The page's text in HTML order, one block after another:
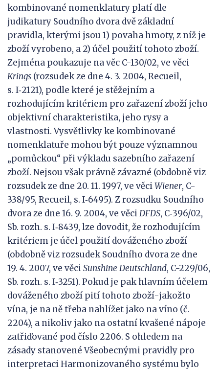
kombinované nomenklatury platí dle
judikatury Soudního dvora dvě základní
pravidla, kterými jsou 1) povaha hmoty, z níž je
zboží vyrobeno, a 2) účel použití tohoto zboží.
Zejména poukazuje na věc C-130/02, ve věci
Krings (rozsudek ze dne 4. 3. 2004, Recueil,
s. I‑2121), podle které je stěžejním a
rozhodujícím kritériem pro zařazení zboží jeho
objektivní charakteristika, jeho rysy a
vlastnosti. Vysvětlivky ke kombinované
nomenklatuře mohou být pouze významnou
„pomůckou“ při výkladu sazebního zařazení
zboží. Nejsou však právně závazné (obdobně viz
rozsudek ze dne 20. 11. 1997, ve věciWiener, C-
338/95, Recueil, s. I‑6495). Z rozsudku Soudního
dvora ze dne 16. 9. 2004, ve věciDFDS, C‑396/02,
Sb. rozh. s. I‑8439, lze dovodit, že rozhodujícím
kritériem je účel použití dováženého zboží
(obdobně viz rozsudek Soudního dvora ze dne
19. 4. 2007, ve věciSunshine Deutschland, C-229/06,
Sb. rozh. s. I‑3251). Pokud je pak hlavním účelem
dováženého zboží pití tohoto zboží-jakožto
vína, je na ně třeba nahlížet jako na víno (č.
2204), a nikoliv jako na ostatní kvašené nápoje
zatřiďované pod číslo 2206. S ohledem na
zásady stanovené Všeobecnými pravidly pro
interpretaci Harmonizovaného systému bylo